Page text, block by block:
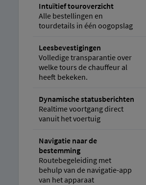
Intuïtief touroverzicht
Alle bestellingen en
tourdetails in één oogopslag
Leesbevestigingen
Volledige transparantie over
welke tours de chauffeur al
heeft bekeken.
Dynamische statusberichten
Realtime voortgang direct
vanuit het voertuig
Navigatie naar de
bestemming
Routebegeleiding met
behulp van de navigatie-app
van het apparaat